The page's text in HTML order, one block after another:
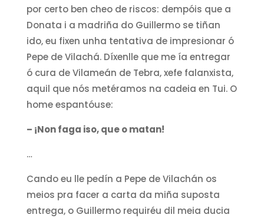
por certo ben cheo de riscos: dempóis que a
Donata i a madriña do Guillermo se tiñan
ido, eu fixen unha tentativa de impresionar ó
Pepe de Vilachá. Díxenlle que me ía entregar
ó cura de Vilameán de Tebra, xefe falanxista,
aquil que nós metéramos na cadeia en Tui. O
home espantóuse:
– ¡Non faga iso, que o matan!
…
Cando eu lle pedín a Pepe de Vilachán os
meios pra facer a carta da miña suposta
entrega, o Guillermo requiréu dil meia ducia